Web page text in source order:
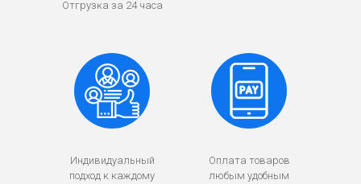
Отгрузка за 24 часа
Индивидуальный
подход к каждому
Оплата товаров
любым удобным